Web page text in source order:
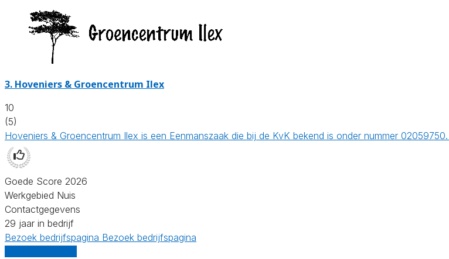
3. Hoveniers & Groencentrum Ilex
10
(5)
Hoveniers & Groencentrum Ilex is een Eenmanszaak die bij de KvK bekend is onder nummer
Goede Score 2026
Werkgebied Nuis
Contactgegevens
29 jaar in bedrijf
Bezoek bedrijfspagina Bezoek bedrijfspagina